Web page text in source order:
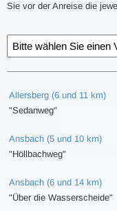
Sie vor der Anreise die
Allersberg (6 und 11 km)
"Sedanweg"
Ansbach (5 und 10 km)
"Höllbachweg"
Ansbach (6 und 14 km)
"Über die Wasserscheide"